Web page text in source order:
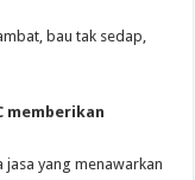
bau tak sedap,
memberikan
jasa yang menawarkan